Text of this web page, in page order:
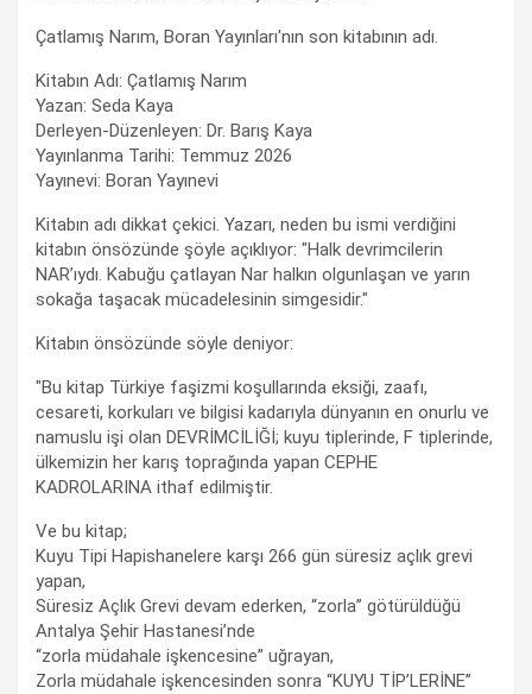
Çatlamış Narım, Boran Yayınları'nın son kitabının adı.
Kitabın Adı: Çatlamış Narım
Yazan: Seda Kaya
Derleyen-Düzenleyen: Dr. Barış Kaya
Yayınlanma Tarihi: Temmuz 2026
Yayınevi: Boran Yayınevi
Kitabın adı dikkat çekici. Yazarı, neden bu ismi verdiğini
kitabın önsözünde şöyle açıklıyor: "Halk devrimcilerin
NAR’ıydı. Kabuğu çatlayan Nar halkın olgunlaşan ve yarın
sokağa taşacak mücadelesinin simgesidir."
Kitabın önsözünde söyle deniyor:
"Bu kitap Türkiye faşizmi koşullarında eksiği, zaafı,
cesareti, korkuları ve bilgisi kadarıyla dünyanın en onurlu ve
namuslu işi olan DEVRİMCİLİĞİ; kuyu tiplerinde, F tiplerinde,
ülkemizin her karış toprağında yapan CEPHE
KADROLARINA ithaf edilmiştir.
Ve bu kitap;
Kuyu Tipi Hapishanelere karşı 266 gün süresiz açlık grevi
yapan,
Süresiz Açlık Grevi devam ederken, “zorla” götürüldüğü
Antalya Şehir Hastanesi’nde
“zorla müdahale işkencesine” uğrayan,
Zorla müdahale işkencesinden sonra “KUYU TİP’LERİNE”